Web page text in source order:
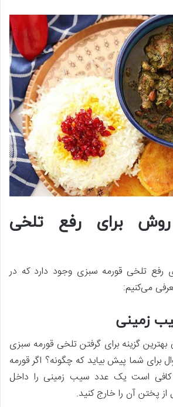
برای رفع تلخی
رفع تلخی قورمه سبزی وجود دارد که در
می‌کنیم:
زمینی
گزینه برای گرفتن تلخی قورمه سبزی
برای شما پیش بیاید که چگونه؟ اگر قورمه
است یک عدد سیب زمینی را داخل
پختن آن را خارج کنید.